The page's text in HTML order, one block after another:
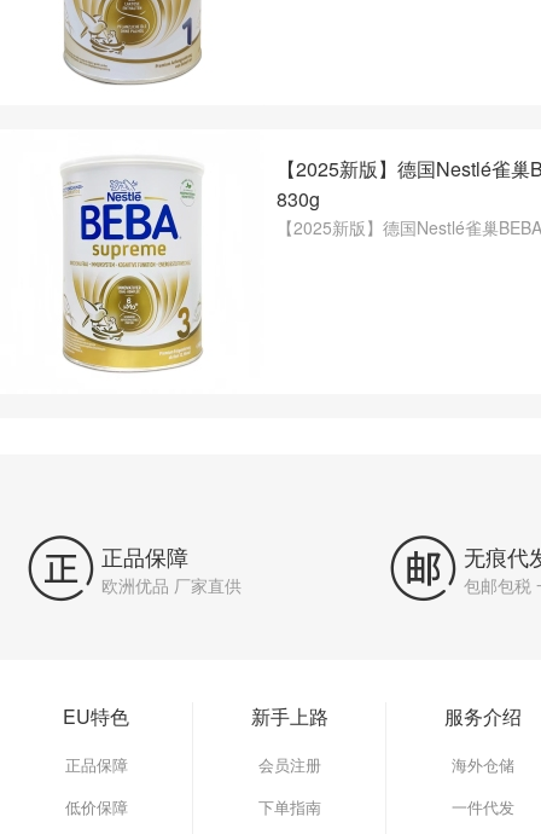
【2025新版】德国Nestlé雀
830g
【2025新版】德国Nestlé雀巢
 正品保障
欧洲优品 厂家直供  无痕代
包邮包税
EU特色
正品保障
低价保障
新手上路
会员注册
下单指南
服务介绍
海外仓储
一件代发